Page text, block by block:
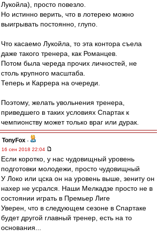
Лукойла), просто повезло.
Но истинно верить, что в лотерею можно
выигрывать постоянно, глупо.
Что касаемо Лукойла, то эта контора съела
даже такого тренера, как Романцев.
Потом была череда прочих личностей, не
столь крупного масштаба.
Теперь и Каррера на очереди.
Поэтому, желать увольнения тренера,
приведшего в таких условиях Спартак к
чемпионству может только враг или дурак.
TonyFox -
16 сен 2018 22:04
Если коротко, у нас чудовищный уровень
подготовки молодежи, просто чудовищный
У Локо или цска он на уровень выше, зениту он
нахер не усрался. Наши Мелкадзе просто не в
состоянии играть в Премьер Лиге
Уверен, что в следующем сезоне в Спартаке
будет другой главный тренер, есть на то
основания...